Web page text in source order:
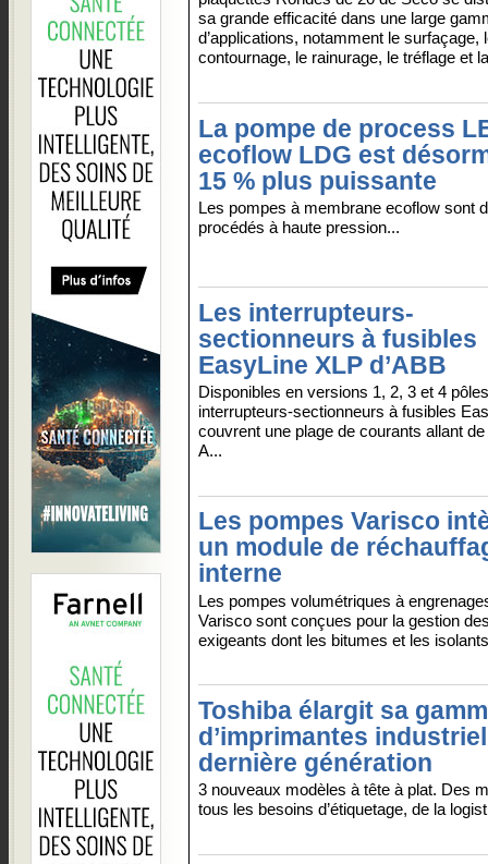
sa grande efficacité dans une large
d’applications, notamment le surfaçage,
contournage, le rainurage, le tréflage et
La pompe de process
ecoflow LDG est
15 % plus puissante
Les pompes à membrane ecoflow sont
procédés à haute pression...
Les interrupteurs-
sectionneurs à fusibles
EasyLine XLP d’ABB
Disponibles en versions 1, 2, 3 et 4
interrupteurs-sectionneurs à fusibles
couvrent une plage de courants allant
A...
Les pompes Varisco
un module de
interne
Les pompes volumétriques à
Varisco sont conçues pour la gestion
exigeants dont les bitumes et les
Toshiba élargit sa
d’imprimantes
dernière génération
3 nouveaux modèles à tête à plat. Des
tous les besoins d’étiquetage, de la